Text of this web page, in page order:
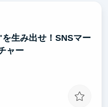
に作っていきます。
て頑張るインドネシアの
生み出せ！SNSマー
ャー